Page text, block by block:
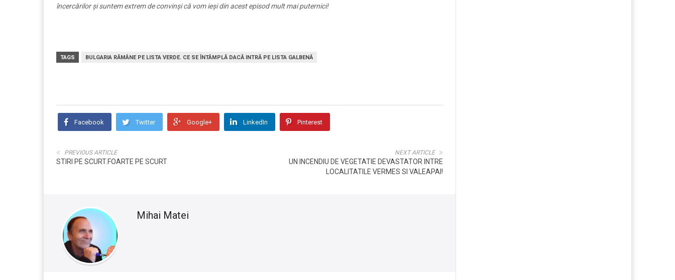
încercărilor și suntem extrem de convinși că vom ieși din acest episod mult mai puternici!
TAGS BULGARIA RĂMÂNE PE LISTA VERDE. CE SE ÎNTÂMPLĂ DACĂ INTRĂ PE LISTA GALBENĂ
Facebook Twitter Google+ LinkedIn Pinterest
NEXT ARTICLE
UN INCENDIU DE VEGETATIE DEVASTATOR INTRE
LOCALITATILE VERMES SI VALEAPAI!
PREVIOUS ARTICLE
STIRI PE SCURT.FOARTE PE SCURT
Mihai Matei